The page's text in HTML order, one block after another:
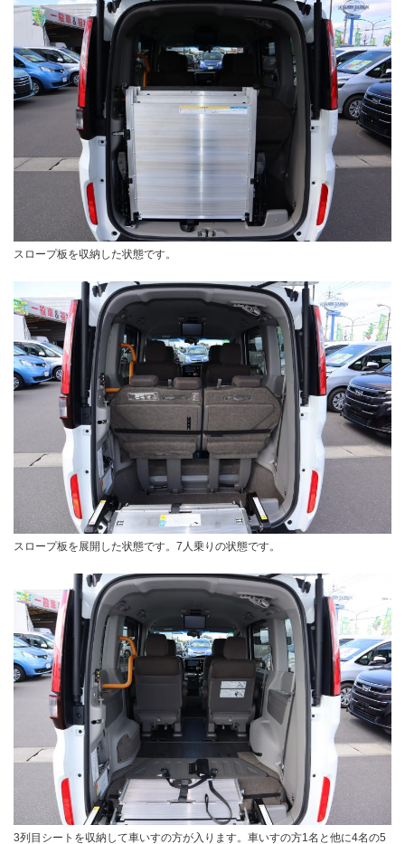
スロープ板を収納した状態です。
スロープ板を展開した状態です。7人乗りの状態です。
3列目シートを収納して車いすの方が入ります。車いすの方1名と他に4名の5